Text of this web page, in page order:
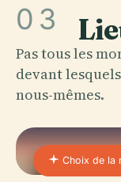
03
Pas tous les
devant
nous-mêmes.
Choix de la